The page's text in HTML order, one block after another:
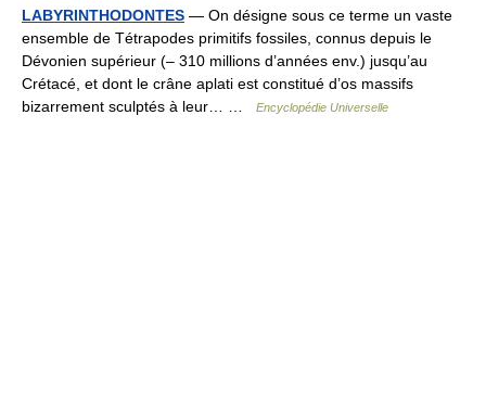
LABYRINTHODONTES — On désigne sous ce terme un vaste
ensemble de Tétrapodes primitifs fossiles, connus depuis le
Dévonien supérieur (– 310 millions d’années env.) jusqu’au
Crétacé, et dont le crâne aplati est constitué d’os massifs
bizarrement sculptés à leur… …
Encyclopédie Universelle